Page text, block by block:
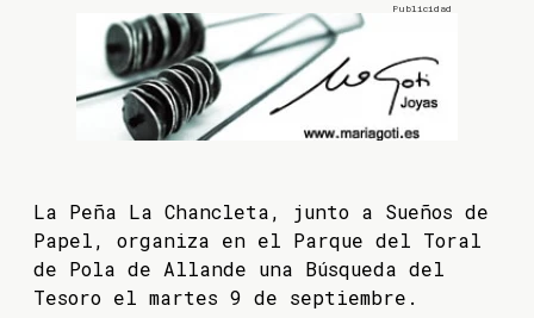
La Peña La Chancleta, junto a Sueños de
Papel, organiza en el Parque del Toral
de Pola de Allande una Búsqueda del
Tesoro el martes 9 de septiembre.